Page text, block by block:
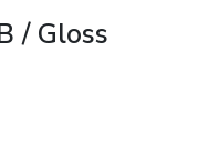
/ Gloss